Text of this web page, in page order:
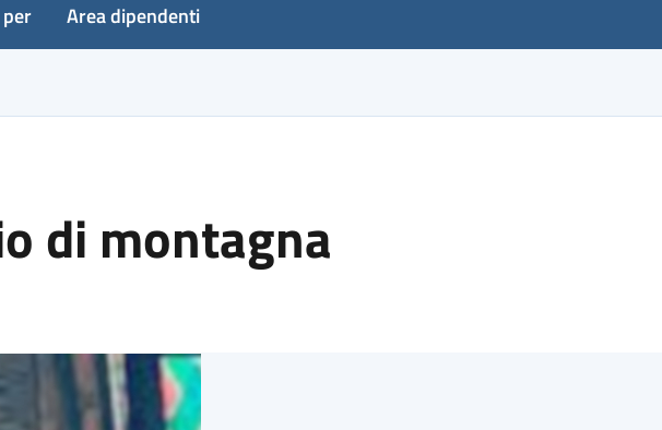
Area dipendenti
di montagna